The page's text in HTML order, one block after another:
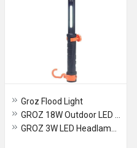
Groz Flood Light